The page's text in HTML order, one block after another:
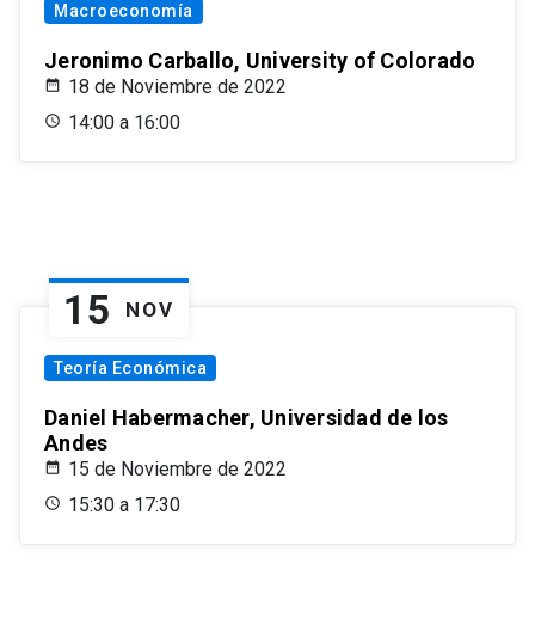
Macroeconomía
Jeronimo Carballo, University of Colorado
18 de Noviembre de 2022
14:00 a 16:00
15 NOV
Teoría Económica
Daniel Habermacher, Universidad de los
Andes
15 de Noviembre de 2022
15:30 a 17:30